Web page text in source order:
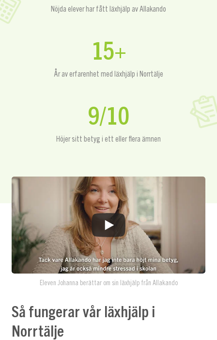
Nöjda elever har fått läxhjälp av Allakando
15+
År av erfarenhet med läxhjälp i Norrtälje
9/10
Höjer sitt betyg i ett eller flera ämnen
Eleven Johanna berättar om sin läxhjälp från Allakando
Så fungerar vår läxhjälp i
Norrtälje